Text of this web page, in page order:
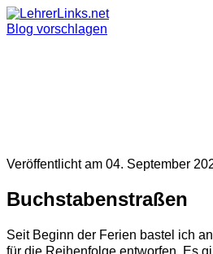
Skip
to
Blog vorschlagen
Veröffentlicht am 04. September
Buchstabenstraßen
Seit Beginn der Ferien bastel ich
für die Reihenfolge entworfen. Es